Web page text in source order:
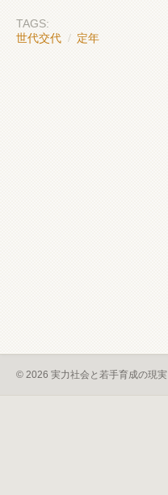
TAGS:
世代交代 / 定年
© 2026 実力社会と若手育成の現実